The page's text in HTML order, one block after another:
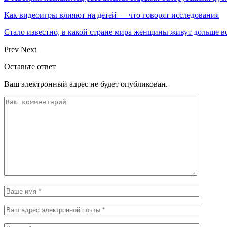
Как видеоигры влияют на детей — что говорят исследования
Стало известно, в какой стране мира женщины живут дольше
Prev Next
Оставьте ответ
Ваш электронный адрес не будет опубликован.